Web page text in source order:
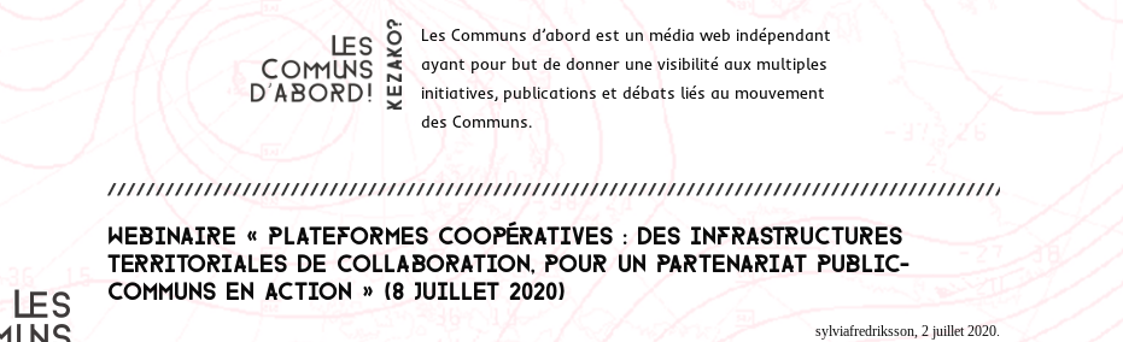
Les Communs d’abord est un média web indépendant
ayant pour but de donner une visibilité aux multiples
initiatives, publications et débats liés au mouvement
des Communs.
Webinaire « Plateformes coopératives : des infrastructures
territoriales de collaboration, pour un partenariat public-
communs en action » (8 juillet 2020)
sylviafredriksson, 2 juillet 2020.